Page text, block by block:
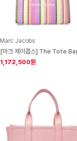
Marc Jacobs
1,172,500원